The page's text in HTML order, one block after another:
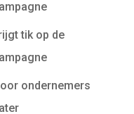
tik op de
ondernemers